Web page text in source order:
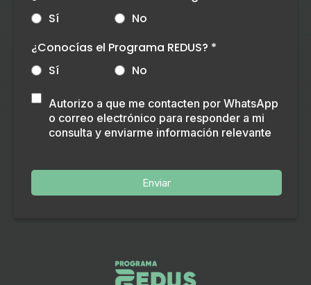
Sí
No
¿Conocías el Programa REDUS? *
Sí
No
Autorizo a que me contacten por WhatsApp
o correo electrónico para responder a mi
consulta y enviarme información relevante
Enviar